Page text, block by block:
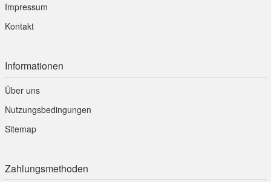
Impressum
Kontakt
Informationen
Über uns
Nutzungsbedingungen
Sitemap
Zahlungsmethoden